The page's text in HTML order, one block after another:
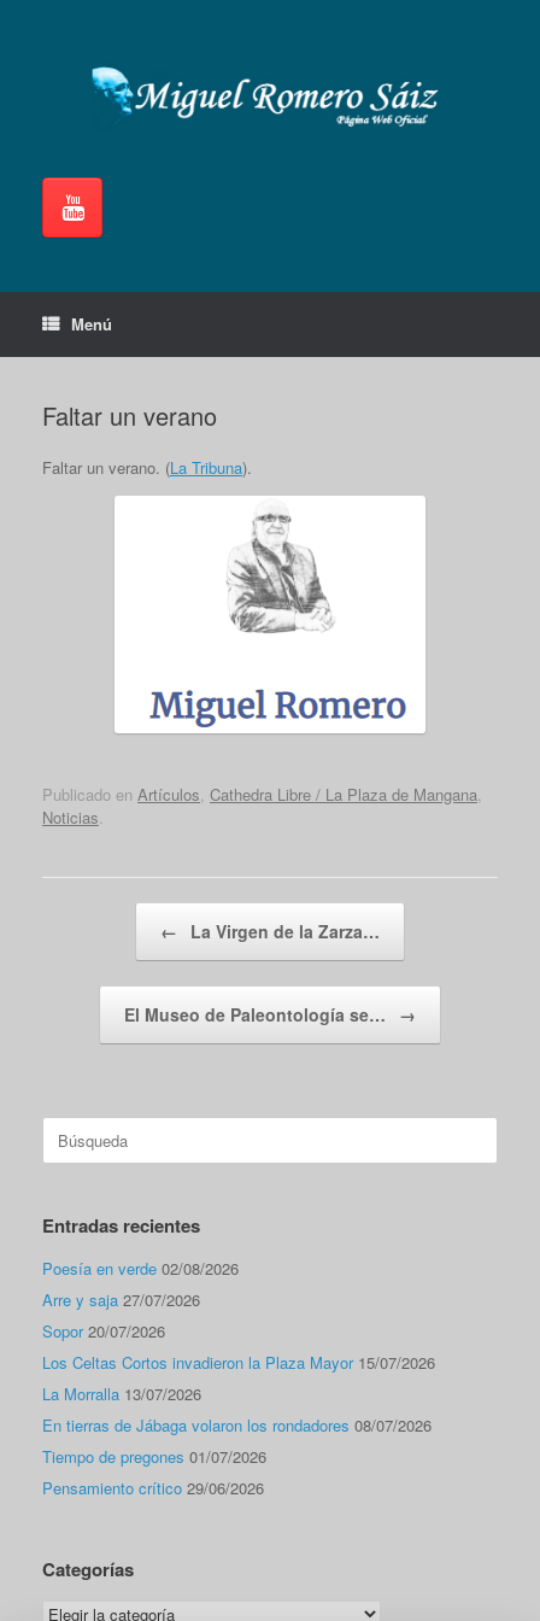
Menú
Faltar un verano
Faltar un verano. (La Tribuna).
Publicado en Artículos Cathedra Libre / La Plaza de Mangana
Noticias
← La Virgen de la Zarza…
El Museo de Paleontología se… →
Buscar:
Entradas recientes
Poesía en verde 02/08/2026
Arre y saja 27/07/2026
Sopor 20/07/2026
Los Celtas Cortos invadieron la Plaza Mayor 15/07/2026
La Morralla 13/07/2026
En tierras de Jábaga volaron los rondadores 08/07/2026
Tiempo de pregones 01/07/2026
Pensamiento crítico 29/06/2026
Categorías
Categorías